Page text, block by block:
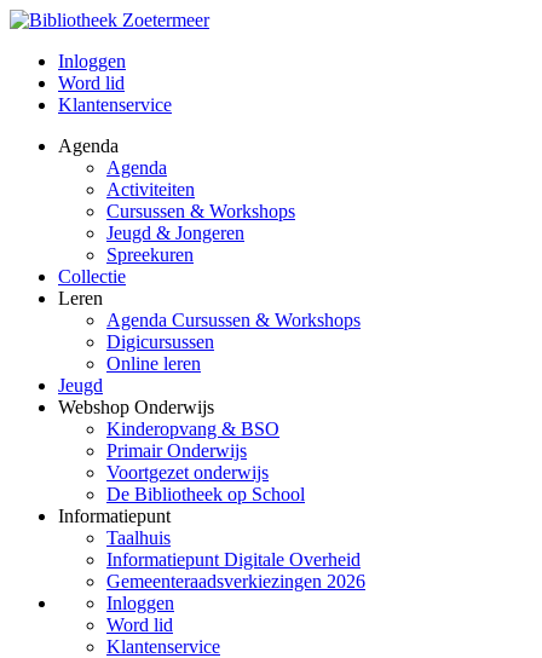
Inloggen
Word lid
Klantenservice
Agenda
Agenda
Activiteiten
Cursussen & Workshops
Jeugd & Jongeren
Spreekuren
Collectie
Leren
Agenda Cursussen & Workshops
Digicursussen
Online leren
Jeugd
Webshop Onderwijs
Kinderopvang & BSO
Primair Onderwijs
Voortgezet onderwijs
De Bibliotheek op School
Informatiepunt
Taalhuis
Informatiepunt Digitale Overheid
Gemeenteraadsverkiezingen 2026
Inloggen
Word lid
Klantenservice